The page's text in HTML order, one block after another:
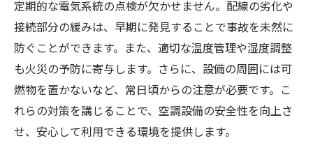
定期的な電気系統の点検が欠かせません。配線の劣化や
接続部分の緩みは、早期に発見することで事故を未然に
防ぐことができます。また、適切な温度管理や湿度調整
も火災の予防に寄与します。さらに、設備の周囲には可
燃物を置かないなど、常日頃からの注意が必要です。こ
れらの対策を講じることで、空調設備の安全性を向上さ
せ、安心して利用できる環境を提供します。